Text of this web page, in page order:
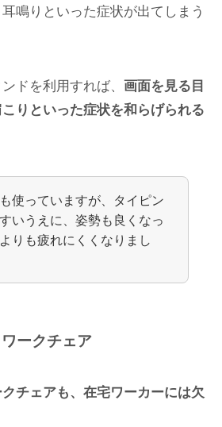
鳴りといった症状が出てしまう
ドを利用すれば、 画面を見る目
りといった症状を和らげられる
使っていますが、タイピン
いうえに、姿勢も良くなっ
りも疲れにくくなりまし
ークチェア
チェアも、在宅ワーカーには欠